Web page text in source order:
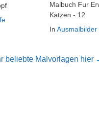
Malbuch Fur
Katzen - 12
In Ausmalbilder
beliebte Malvorlagen hier